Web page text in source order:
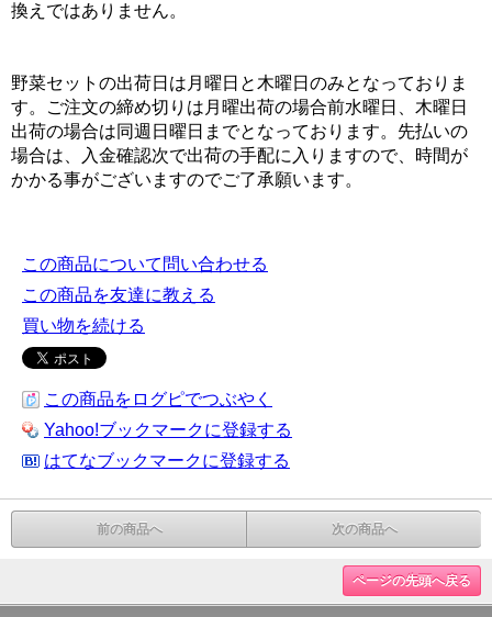
換えではありません。
野菜セットの出荷日は月曜日と木曜日のみとなっておりま
す。ご注文の締め切りは月曜出荷の場合前水曜日、木曜日
出荷の場合は同週日曜日までとなっております。先払いの
場合は、入金確認次で出荷の手配に入りますので、時間が
かかる事がございますのでご了承願います。
この商品について問い合わせる
この商品を友達に教える
買い物を続ける
この商品をログピでつぶやく
Yahoo!ブックマークに登録する
はてなブックマークに登録する
前の商品へ 次の商品へ
ページの先頭へ戻る